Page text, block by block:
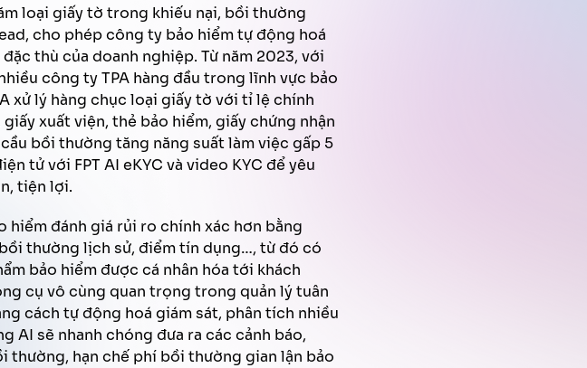
loại giấy tờ trong khiếu nại, bồi thường
cho phép công ty bảo hiểm tự động hoá
thù của doanh nghiệp. Từ năm 2023, với
công ty TPA hàng đầu trong lĩnh vực bảo
xử lý hàng chục loại giấy tờ với tỉ lệ chính
xuất viện, thẻ bảo hiểm, giấy chứng nhận
bồi thường tăng năng suất làm việc gấp 5
tử với FPT AI eKYC và video KYC để yêu
tiện lợi.
hiểm đánh giá rủi ro chính xác hơn bằng
thường lịch sử, điểm tín dụng…, từ đó có
bảo hiểm được cá nhân hóa tới khách
cụ vô cùng quan trọng trong quản lý tuân
cách tự động hoá giám sát, phân tích nhiều
AI sẽ nhanh chóng đưa ra các cảnh báo,
thường, hạn chế phí bồi thường gian lận bảo